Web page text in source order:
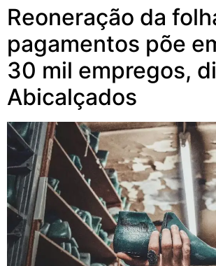
Reoneração da
pagamentos põe
30 mil empregos,
Abicalçados